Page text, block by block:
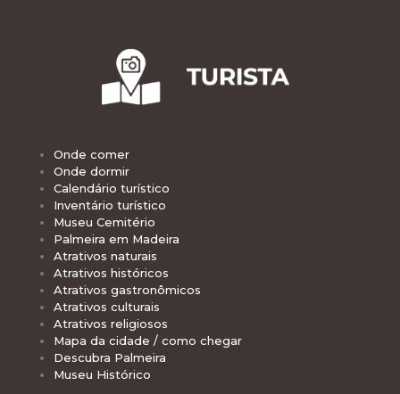
Onde comer
Onde dormir
Calendário turístico
Inventário turístico
Museu Cemitério
Palmeira em Madeira
Atrativos naturais
Atrativos históricos
Atrativos gastronômicos
Atrativos culturais
Atrativos religiosos
Mapa da cidade / como chegar
Descubra Palmeira
Museu Histórico